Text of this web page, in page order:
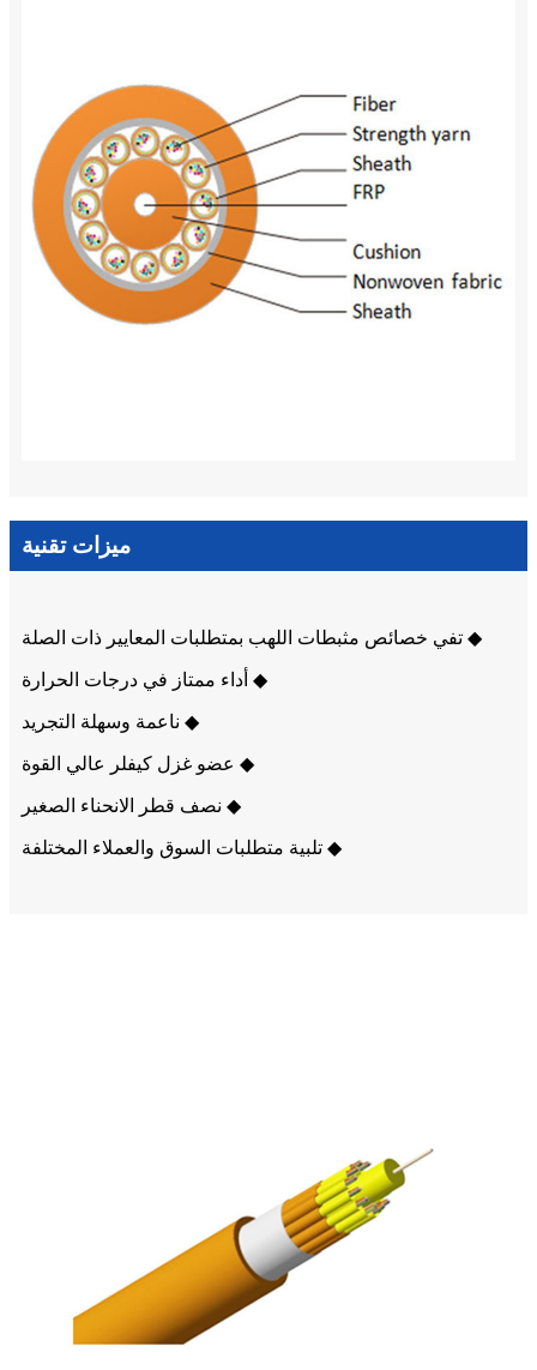
ميزات تقنية
◆ تفي خصائص مثبطات اللهب بمتطلبات المعايير ذات الصلة
◆ أداء ممتاز في درجات الحرارة
◆ ناعمة وسهلة التجريد
◆ عضو غزل كيفلر عالي القوة
◆ نصف قطر الانحناء الصغير
◆ تلبية متطلبات السوق والعملاء المختلفة